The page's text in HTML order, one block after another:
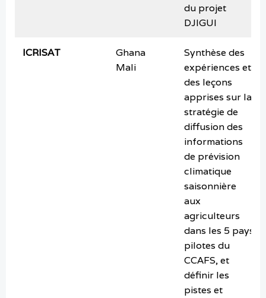
du projet
DJIGUI
ICRISAT
Ghana
Mali
Synthèse des
expériences et
des leçons
apprises sur la
stratégie de
diffusion des
informations
de prévision
climatique
saisonnière
aux
agriculteurs
dans les 5 pays
pilotes du
CCAFS, et
définir les
pistes et